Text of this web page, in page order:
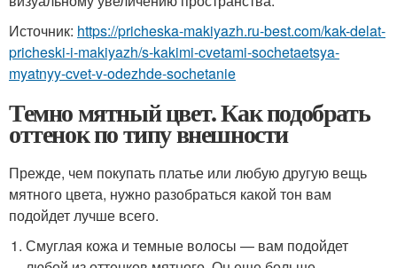
Источник: https://pricheska-makiyazh.ru-best.com/kak-delat-
pricheski-i-makiyazh/s-kakimi-cvetami-sochetaetsya-
myatnyy-cvet-v-odezhde-sochetanie
Темно мятный цвет. Как подобрать
оттенок по типу внешности
Прежде, чем покупать платье или любую другую вещь
мятного цвета, нужно разобраться какой тон вам
подойдет лучше всего.
Смуглая кожа и темные волосы — вам подойдет